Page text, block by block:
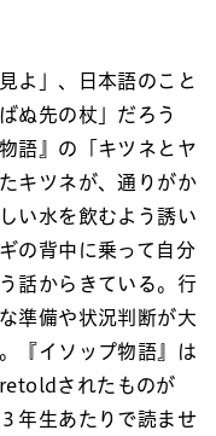
よ」、日本語のこと
ぬ先の杖」だろう
語』の「キツネとヤ
キツネが、通りがか
い水を飲むよう誘い
の背中に乗って自分
話からきている。行
準備や状況判断が大
『イソップ物語』は
されたものが
年生あたりで読ませ